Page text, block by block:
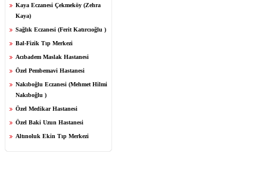
Kaya Eczanesi Çekmeköy (Zehra
Kaya)
Sağlık Eczanesi (Ferit Katırcıoğlu )
Bal-Fizik Tıp Merkezi
Acıbadem Maslak Hastanesi
Özel Pembemavi Hastanesi
Nakıboğlu Eczanesi (Mehmet Hilmi
Nakıboğlu )
Özel Medikar Hastanesi
Özel Baki Uzun Hastanesi
Altınoluk Ekin Tıp Merkezi